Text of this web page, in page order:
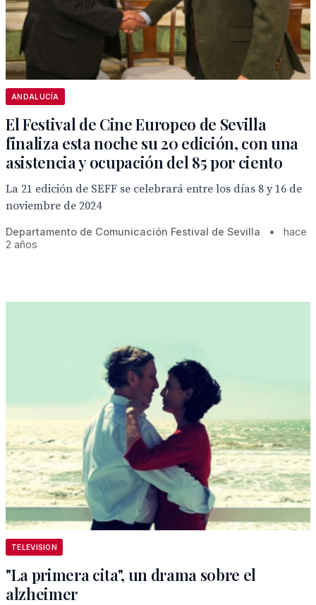
ANDALUCÍA
El Festival de Cine Europeo de Sevilla
finaliza esta noche su 20 edición, con una
asistencia y ocupación del 85 por ciento
La 21 edición de SEFF se celebrará entre los días 8 y 16 de
noviembre de 2024
Departamento de Comunicación Festival de Sevilla •
hace
2 años
TELEVISION
"La primera cita", un drama sobre el
alzheimer